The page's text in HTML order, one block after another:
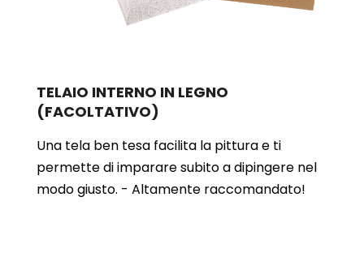
TELAIO INTERNO IN LEGNO
(FACOLTATIVO)
Una tela ben tesa facilita la pittura e ti
permette di imparare subito a dipingere nel
modo giusto. - Altamente raccomandato!